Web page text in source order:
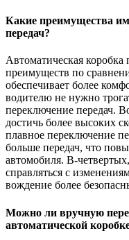
Какие преимущества
передач?
Автоматическая коробка
преимуществ по
обеспечивает более
водителю не нужно
переключение передач.
достичь более высоких
плавное переключение
больше передач, что
автомобиля. В-
справляться с
вождение более
Можно ли вручную
автоматической